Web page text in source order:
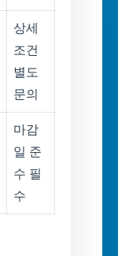
상세
조건
별도
문의
마감
일 준
수 필
수